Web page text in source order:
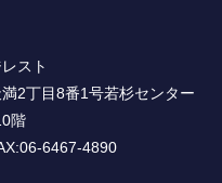
スト
2丁目8番1号若杉センター
階
6467-4890